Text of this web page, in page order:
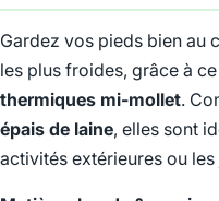
Gardez vos pieds bien au
les plus froides, grâce à
thermiques mi-mollet.
épais de laine, elles sont
activités extérieures ou